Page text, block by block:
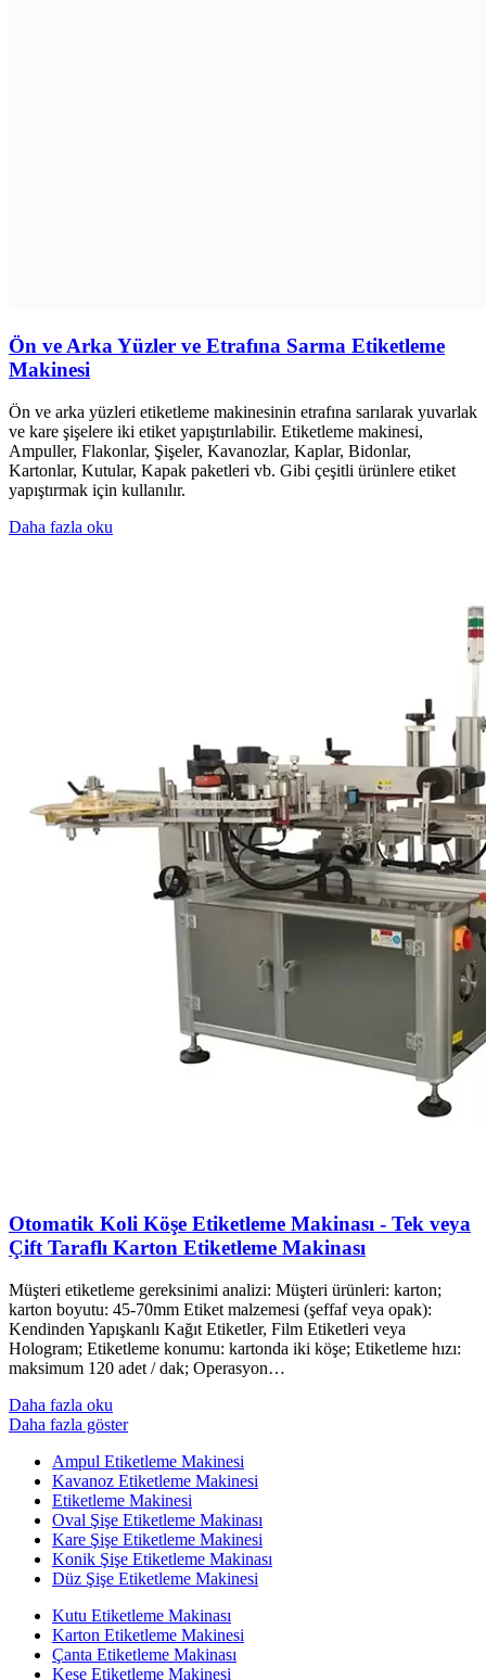
Ön ve Arka Yüzler ve Etrafına Sarma Etiketleme
Makinesi
Ön ve arka yüzleri etiketleme makinesinin etrafına sarılarak yuvarlak
ve kare şişelere iki etiket yapıştırılabilir. Etiketleme makinesi,
Ampuller, Flakonlar, Şişeler, Kavanozlar, Kaplar, Bidonlar,
Kartonlar, Kutular, Kapak paketleri vb. Gibi çeşitli ürünlere etiket
yapıştırmak için kullanılır.
Daha fazla oku
Otomatik Koli Köşe Etiketleme Makinası - Tek veya
Çift Taraflı Karton Etiketleme Makinası
Müşteri etiketleme gereksinimi analizi: Müşteri ürünleri: karton;
karton boyutu: 45-70mm Etiket malzemesi (şeffaf veya opak):
Kendinden Yapışkanlı Kağıt Etiketler, Film Etiketleri veya
Hologram; Etiketleme konumu: kartonda iki köşe; Etiketleme hızı:
maksimum 120 adet / dak; Operasyon…
Daha fazla oku
Daha fazla göster
Ampul Etiketleme Makinesi
Kavanoz Etiketleme Makinesi
Etiketleme Makinesi
Oval Şişe Etiketleme Makinası
Kare Şişe Etiketleme Makinesi
Konik Şişe Etiketleme Makinası
Düz Şişe Etiketleme Makinesi
Kutu Etiketleme Makinası
Karton Etiketleme Makinesi
Çanta Etiketleme Makinası
Kese Etiketleme Makinesi